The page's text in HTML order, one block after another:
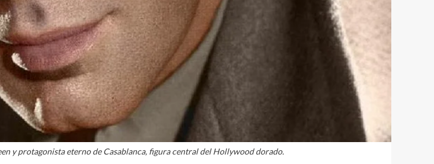
y protagonista eterno de Casablanca, figura central del Hollywood dorado.